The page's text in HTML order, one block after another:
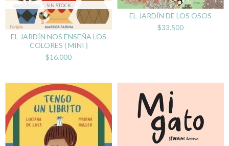
SIN STOCK
EL JARDÍN NOS ENSEÑA LOS
COLORES ( MINI )
$16.000
EL JARDÍN DE LOS OSOS
$33.500